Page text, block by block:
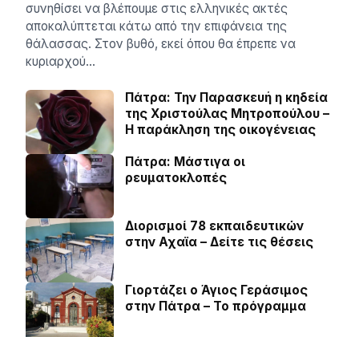
συνηθίσει να βλέπουμε στις ελληνικές ακτές
αποκαλύπτεται κάτω από την επιφάνεια της
θάλασσας. Στον βυθό, εκεί όπου θα έπρεπε να
κυριαρχού…
Πάτρα: Την Παρασκευή η κηδεία
της Χριστούλας Μητροπούλου –
Η παράκληση της οικογένειας
Πάτρα: Μάστιγα οι
ρευµατοκλοπές
Διορισμοί 78 εκπαιδευτικών
στην Αχαϊα – Δείτε τις θέσεις
Γιορτάζει ο Άγιος Γεράσιμος
στην Πάτρα – Το πρόγραμμα